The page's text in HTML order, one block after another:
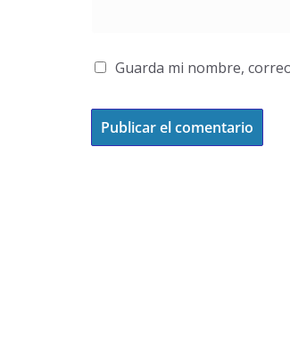
Guarda mi nombre,